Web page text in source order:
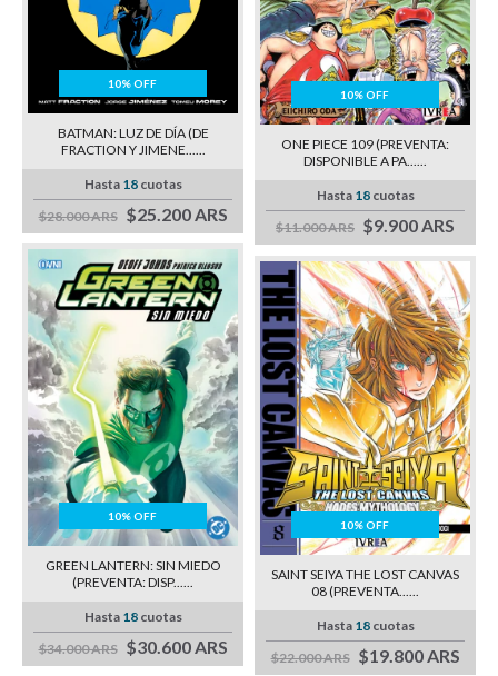
10% OFF
BATMAN: LUZ DE DÍA (DE
FRACTION Y JIMENE......
Hasta 18cuotas
$28.000 ARS $25.200 ARS
10% OFF
ONE PIECE 109 (PREVENTA:
DISPONIBLE A PA......
Hasta 18cuotas
$11.000 ARS $9.900 ARS
10% OFF
GREEN LANTERN: SIN MIEDO
(PREVENTA: DISP......
Hasta 18cuotas
$34.000 ARS $30.600 ARS
10% OFF
SAINT SEIYA THE LOST CANVAS
08 (PREVENTA......
Hasta 18cuotas
$22.000 ARS $19.800 ARS